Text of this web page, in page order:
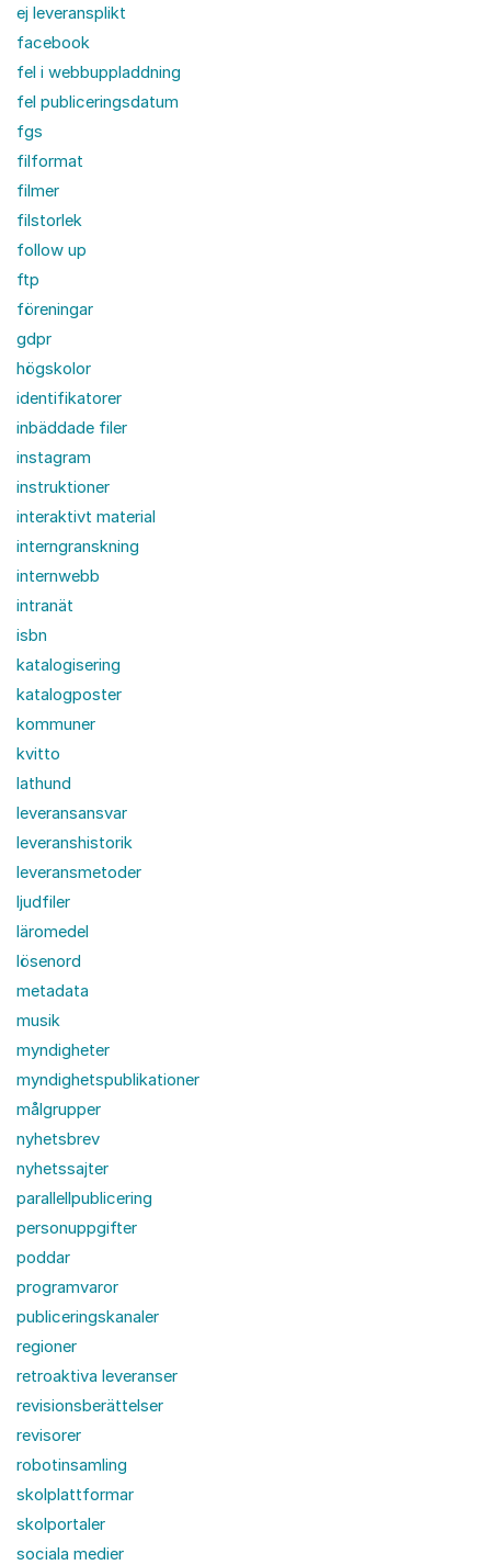
ej leveransplikt
facebook
fel i webbuppladdning
fel publiceringsdatum
fgs
filformat
filmer
filstorlek
follow up
ftp
föreningar
gdpr
högskolor
identifikatorer
inbäddade filer
instagram
instruktioner
interaktivt material
interngranskning
internwebb
intranät
isbn
katalogisering
katalogposter
kommuner
kvitto
lathund
leveransansvar
leveranshistorik
leveransmetoder
ljudfiler
läromedel
lösenord
metadata
musik
myndigheter
myndighetspublikationer
målgrupper
nyhetsbrev
nyhetssajter
parallellpublicering
personuppgifter
poddar
programvaror
publiceringskanaler
regioner
retroaktiva leveranser
revisionsberättelser
revisorer
robotinsamling
skolplattformar
skolportaler
sociala medier